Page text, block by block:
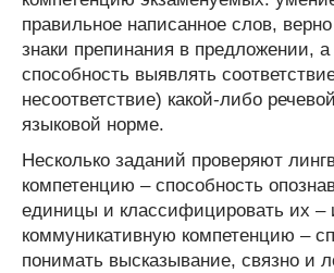
правильное написанное слов,
знаки препинания в предложении, а
способность выявлять
несоответствие) какой-либо
языковой норме.
Несколько заданий проверяют
компетенцию – способность
единицы и классифицировать их –
коммуникативную компетенцию –
понимать высказывание, связно и